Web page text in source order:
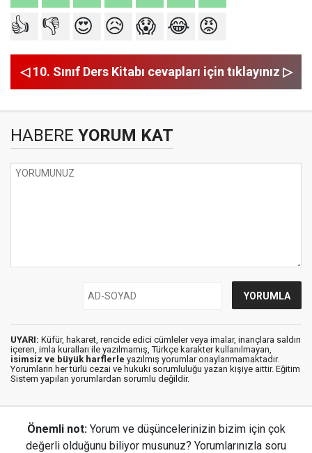
👍 👎 😍 😥 😱 😂 😡
◁ 10. Sınıf Ders Kitabı cevapları için tıklayınız ▷
HABERE YORUM KAT
UYARI: Küfür, hakaret, rencide edici cümleler veya imalar, inançlara saldırı
içeren, imla kuralları ile yazılmamış, Türkçe karakter kullanılmayan,
isimsiz ve büyük harflerle yazılmış yorumlar onaylanmamaktadır.
Yorumların her türlü cezai ve hukuki sorumluluğu yazan kişiye aittir. Eğitim
Sistem yapılan yorumlardan sorumlu değildir.
Önemli not: Yorum ve düşüncelerinizin bizim için çok
değerli olduğunu biliyor musunuz? Yorumlarınızla soru